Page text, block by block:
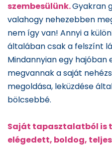
szembesülünk.Gyakran
valahogy nehezebben
nem így van! Annyi a
általában csak a felszínt
Mindannyian egy hajóban
megvannak a saját
megoldása, leküzdése
bölcsebbé.
Saját tapasztalatból is
elégedett, boldog,